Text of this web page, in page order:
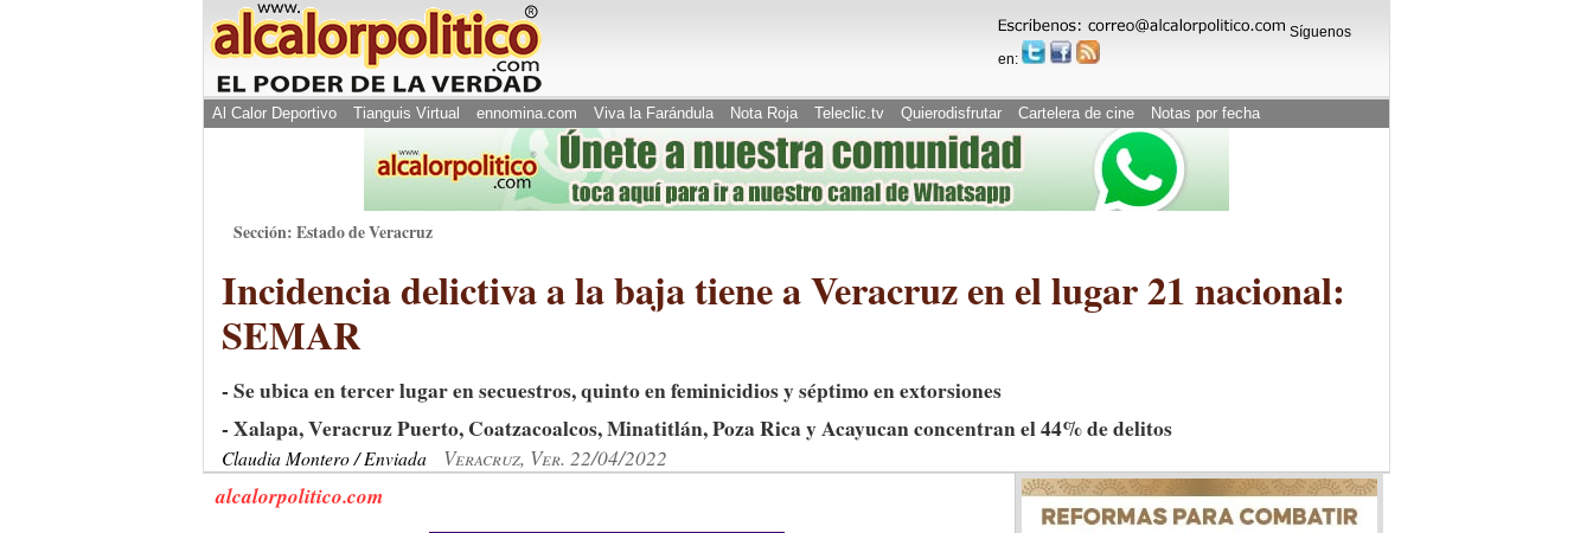
Síguenos
en:
Al Calor Deportivo Tianguis Virtual ennomina.com Viva la Farándula Nota Roja Teleclic.tv Quierodisfrutar Cartelera de cine Notas por fecha
Sección: Estado de Veracruz
Incidencia delictiva a la baja tiene a Veracruz en el lugar 21 nacional:
SEMAR
- Se ubica en tercer lugar en secuestros, quinto en feminicidios y séptimo en extorsiones
- Xalapa, Veracruz Puerto, Coatzacoalcos, Minatitlán, Poza Rica y Acayucan concentran el 44% de delitos
Claudia Montero / Enviada Veracruz, Ver. 22/04/2022
alcalorpolitico.com